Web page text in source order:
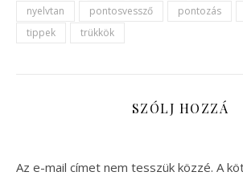
nyelvtan
pontosvessző pontozás
tippek
trükkök
SZÓLJ HOZZÁ
Az e-mail címet nem tesszük közzé. A